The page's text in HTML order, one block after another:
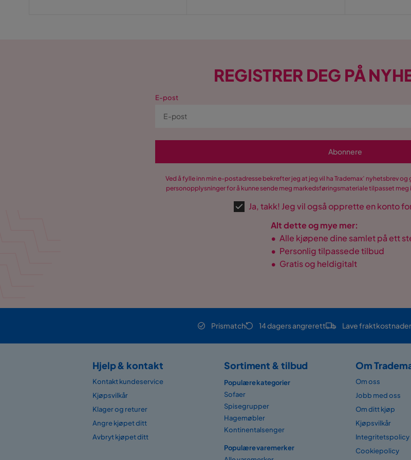
REGISTRER DEG PÅ
E-post
Abonnere
Ved å fylle inn min e-postadresse bekrefter jeg at jeg vil ha Trademax’ nyhetsbrev
personopplysninger for å kunne sende meg markedsføringsmateriale tilpasset meg
Ja, takk! Jeg vil også opprette en konto
Alt dette og mye mer:
• Alle kjøpene dine samlet på ett
• Personlig tilpassede tilbud
• Gratis og heldigitalt
Prismatch 14 dagers angrerett Lave fraktkostnader
Hjelp & kontakt
Kontakt kundeservice
Kjøpsvilkår
Klager og returer
Angre kjøpet ditt
Avbryt kjøpet ditt
Sortiment & tilbud
Populære kategorier
Sofaer
Spisegrupper
Hagemøbler
Kontinentalsenger
Populære varemerker
Om
Om oss
Jobb med oss
Om ditt kjøp
Kjøpsvilkår
Integritetspolicy
Cookiepolicy